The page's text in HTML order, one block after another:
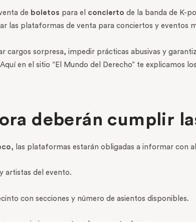
de boletos para el concierto de la banda de K-
las plataformas de venta para conciertos y eventos
cargos sorpresa, impedir prácticas abusivas y
en el sitio “El Mundo del Derecho” te explicamos
deberán cumplir
, las plataformas estarán obligadas a informar con
artistas del evento.
con secciones y número de asientos disponibles.